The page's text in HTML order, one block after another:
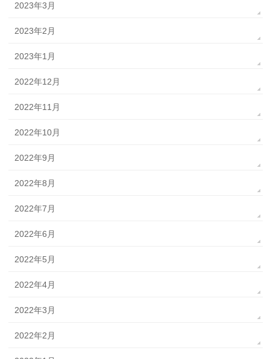
2023年3月
2023年2月
2023年1月
2022年12月
2022年11月
2022年10月
2022年9月
2022年8月
2022年7月
2022年6月
2022年5月
2022年4月
2022年3月
2022年2月